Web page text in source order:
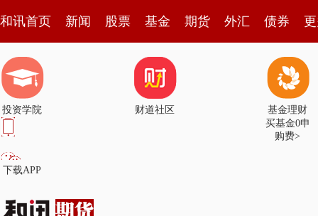
和讯首页 新闻 股票 基金 期货 外汇 债券
投资学院 财道社区
基金理财
买基金0申
购费>
下载APP